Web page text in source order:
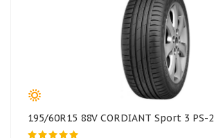
195/60R15 88V CORDIANT Sport 3 PS-2